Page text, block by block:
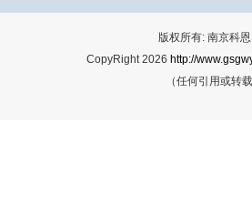
版权所有: 南京科
CopyRight 2026 http://
（任何引用或转